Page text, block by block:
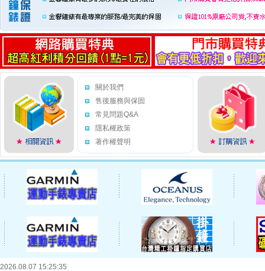
關於我們
售後服務與保固
常見問題Q&A
隱私權政策
著作權聲明
2026.08.07 15:25:35